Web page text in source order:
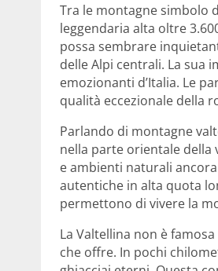
Tra le montagne simbolo
leggendaria alta oltre
possa sembrare
delle Alpi centrali. La sua
emozionanti d’Italia. Le
qualità eccezionale della
Parlando di montagne
nella parte orientale della
e ambienti naturali
autentiche in alta quota
permettono di vivere la
La Valtellina non è
che offre. In pochi